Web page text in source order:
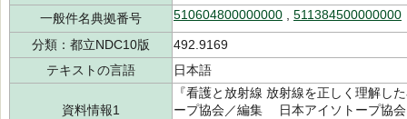
一般件名典拠番号
510604800000000 511384500000000
分類：都立NDC10版
492.9169
テキストの言語
日本語
資料情報1
『看護と放射線 放射線を正しく理解
ープ協会／編集 日本アイソトープ協